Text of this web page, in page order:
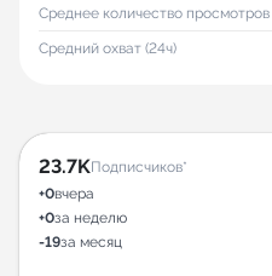
Среднее количество
Средний охват (24ч)
23.7KПодписчиков*
+0вчера
+0за неделю
-19за месяц